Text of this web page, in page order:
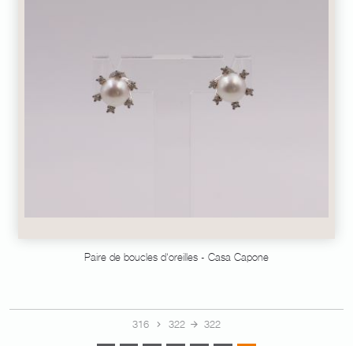
Paire de boucles d‘oreilles - Casa Capone
316 322 322